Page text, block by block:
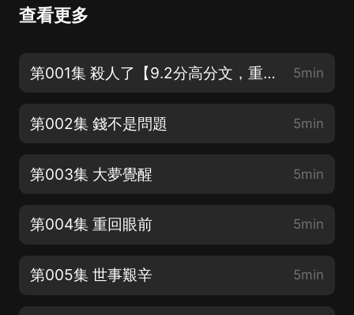
查看更多
第001集 殺人了【9.2分高分文，重生賺錢仕途兩不誤】 5min
第002集 錢不是問題 5min
第003集 大夢覺醒 5min
第004集 重回眼前 5min
第005集 世事艱辛 5min